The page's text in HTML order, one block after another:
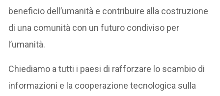
beneficio dell’umanità e contribuire alla costruzione
di una comunità con un futuro condiviso per
l’umanità.
Chiediamo a tutti i paesi di rafforzare lo scambio di
informazioni e la cooperazione tecnologica sulla